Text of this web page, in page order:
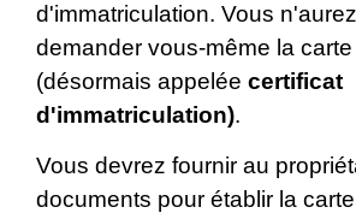
d'immatriculation. Vous
demander vous-même la
(désormais appelée certificat
d'immatriculation).
Vous devrez fournir au
documents pour établir la